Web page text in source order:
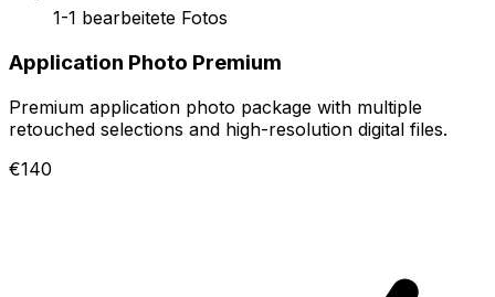
1-1 bearbeitete Fotos
Application Photo Premium
Premium application photo package with multiple
retouched selections and high-resolution digital files.
€140